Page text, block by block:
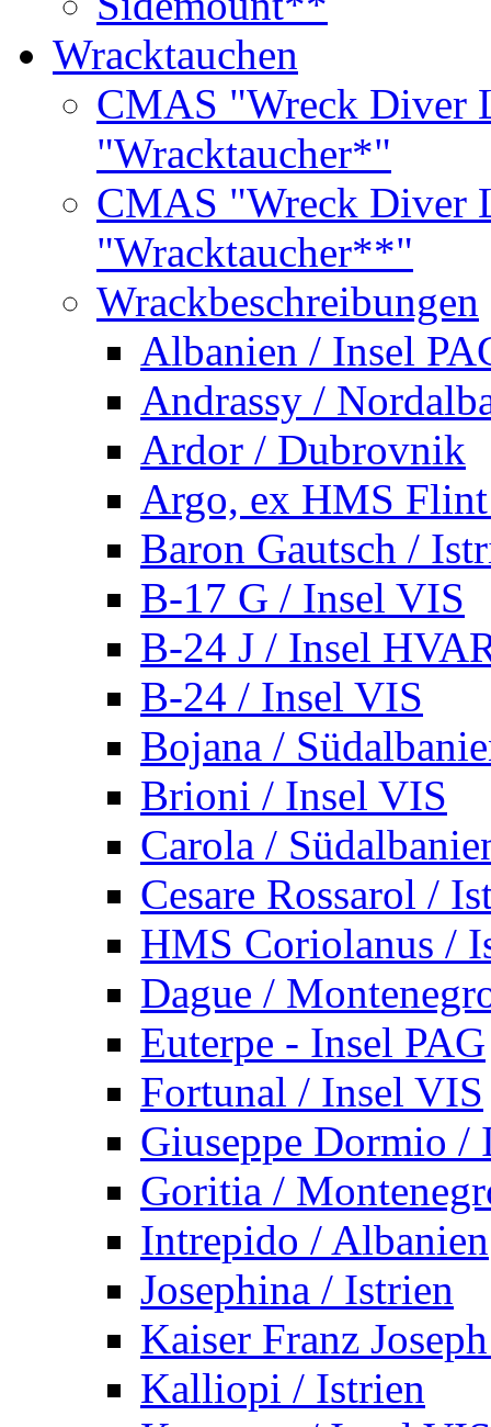
Wracktauchen
CMAS "Wreck Diver
"Wracktaucher*"
CMAS "Wreck Diver
"Wracktaucher**"
Wrackbeschreibungen
Albanien / Insel
Andrassy /
Ardor / Dubrovnik
Argo, ex HMS
Baron Gautsch /
B-17 G / Insel VIS
B-24 J / Insel
B-24 / Insel VIS
Bojana /
Brioni / Insel VIS
Carola /
Cesare Rossarol /
HMS Coriolanus /
Dague /
Euterpe - Insel PAG
Fortunal / Insel VIS
Giuseppe Dormio /
Goritia /
Intrepido / Albanien
Josephina / Istrien
Kaiser Franz
Kalliopi / Istrien